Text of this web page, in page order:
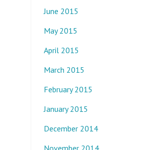
June 2015
May 2015
April 2015
March 2015
February 2015
January 2015
December 2014
November 2014